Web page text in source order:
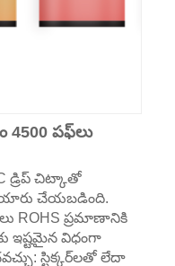
పఫ్‌లు
డ్రిప్ చిట్కాతో
చేయబడింది.
ROHS ప్రమాణానికి
ఇష్టమైన విధంగా
స్టిక్కర్‌లతో లేదా